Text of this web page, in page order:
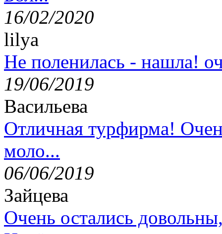
16/02/2020
lilya
Не поленилась - нашла!
19/06/2019
Васильева
Отличная турфирма!
моло...
06/06/2019
Зайцева
Очень остались